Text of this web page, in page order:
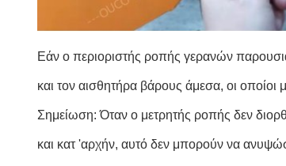
Εάν ο περιοριστής ροπής γερανών
και τον αισθητήρα βάρους άμεσα, οι
Σημείωση: Όταν ο μετρητής ροπής δεν
και κατ 'αρχήν, αυτό δεν μπορούν να